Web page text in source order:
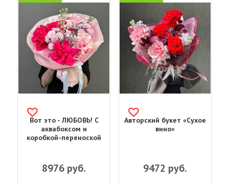
Вот это - ЛЮБОВЬ! С
аквабоксом и
коробкой-переноской
8976 руб.
Авторский букет «Сухое
вино»
9472 руб.